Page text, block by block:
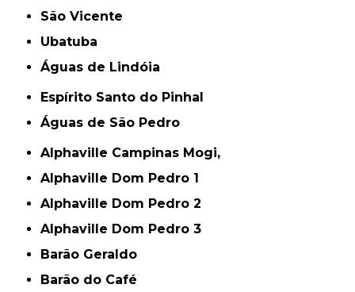
São Vicente
Ubatuba
Águas de Lindóia
Espírito Santo do Pinhal
Águas de São Pedro
Alphaville Campinas Mogi,
Alphaville Dom Pedro 1
Alphaville Dom Pedro 2
Alphaville Dom Pedro 3
Barão Geraldo
Barão do Café